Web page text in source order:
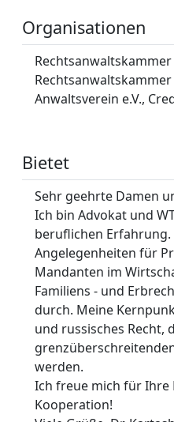
Organisationen
Anwaltsverein e.V.,
Bietet
Sehr geehrte Damen
Ich bin Advokat und
beruflichen
Angelegenheiten für
Mandanten im
Familiens - und
durch. Meine
und russisches Recht,
werden.
Ich freue mich für
Kooperation!